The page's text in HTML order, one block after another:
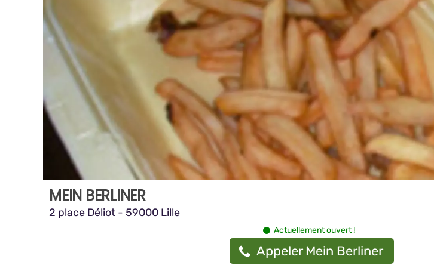
MEIN BERLINER
2 place Déliot - 59000 Lille
Actuellement ouvert !
Appeler Mein Berliner